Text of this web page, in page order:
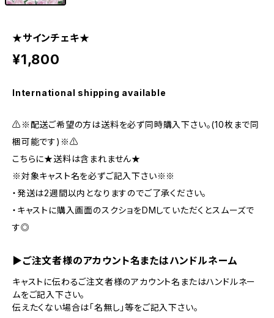
★サインチェキ★
¥1,800
International shipping available
⚠️※配送ご希望の方は送料を必ず同時購入下さい。(10枚まで同
梱可能です)※⚠️
こちらに★送料は含まれません★
※対象キャスト名を必ずご記入下さい※※
・発送は2週間以内となりますのでご了承ください。
・キャストに購入画面のスクショをDMしていただくとスムーズで
す◎
▶ご注文者様のアカウント名またはハンドルネーム
キャストに伝わるご注文者様のアカウント名またはハンドルネー
ムをご記入下さい。
伝えたくない場合は「名無し」等をご記入下さい。